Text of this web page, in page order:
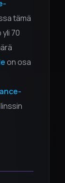
tämä
70
on osa
linssin